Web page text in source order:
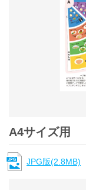
A4サイズ用
JPG版(2.8MB)